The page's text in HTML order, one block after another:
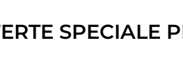
SPECIALE